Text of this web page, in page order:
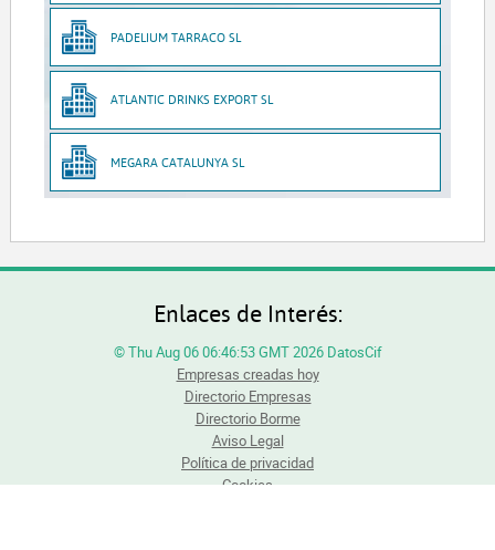
PADELIUM TARRACO SL
ATLANTIC DRINKS EXPORT SL
MEGARA CATALUNYA SL
Enlaces de Interés:
© Thu Aug 06 06:46:53 GMT 2026 DatosCif
Empresas creadas hoy
Directorio Empresas
Directorio Borme
Aviso Legal
Política de privacidad
Cookies